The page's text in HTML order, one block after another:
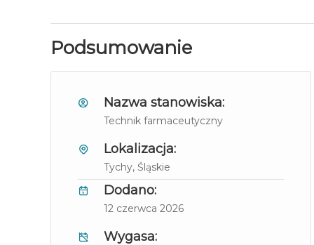
Podsumowanie
Nazwa stanowiska:
Technik farmaceutyczny
Lokalizacja:
Tychy, Śląskie
Dodano:
12 czerwca 2026
Wygasa: